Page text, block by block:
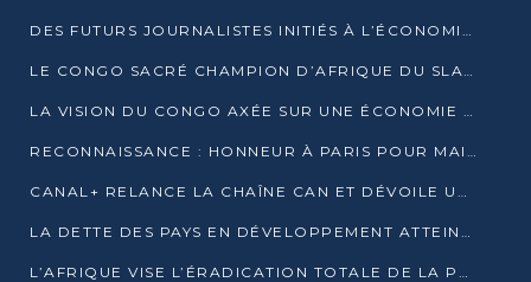
DES FUTURS JOURNALISTES INITIÉS À L’ÉCONOMIE BLEUE DURABLE
LE CONGO SACRÉ CHAMPION D’AFRIQUE DU SLAM 2025
LA VISION DU CONGO AXÉE SUR UNE ÉCONOMIE BAS CARBONE AU RENDEZ-VOUS DE MONACO 2025
RECONNAISSANCE : HONNEUR À PARIS POUR MAIXENT RAOUL OMINGA
CANAL+ RELANCE LA CHAÎNE CAN ET DÉVOILE UNE OFFRE EXCEPTIONNELLE POUR DÉCEMBRE
LA DETTE DES PAYS EN DÉVELOPPEMENT ATTEINT UN SOMMET HISTORIQUE ENTRE 2022 ET 2024
L’AFRIQUE VISE L’ÉRADICATION TOTALE DE LA POLIOMYÉLITE D’ICI 2026